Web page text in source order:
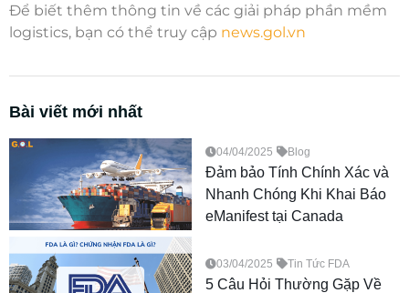
Để biết thêm thông tin về các giải pháp phần mềm
logistics, bạn có thể truy cập news.gol.vn
Bài viết mới nhất
04/04/2025 Blog
Đảm bảo Tính Chính Xác và
Nhanh Chóng Khi Khai Báo
eManifest tại Canada
03/04/2025 Tin Tức FDA
5 Câu Hỏi Thường Gặp Về